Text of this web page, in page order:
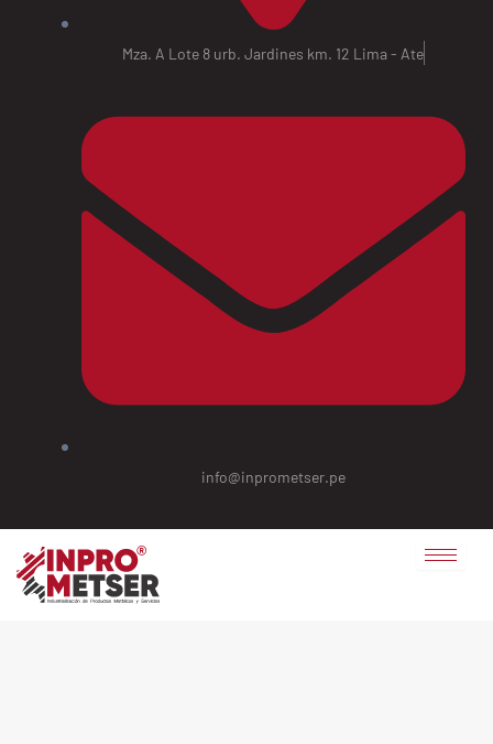
Mza. A Lote 8 urb. Jardines km. 12 Lima - Ate
info@inprometser.pe